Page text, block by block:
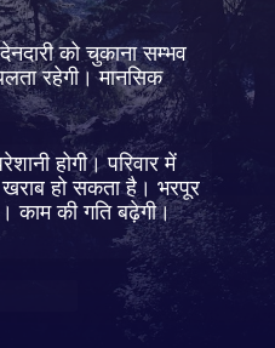
को चुकाना सम्भव
रहेगी। मानसिक
होगी। परिवार में
हो सकता है। भरपूर
काम की गति बढ़ेगी।